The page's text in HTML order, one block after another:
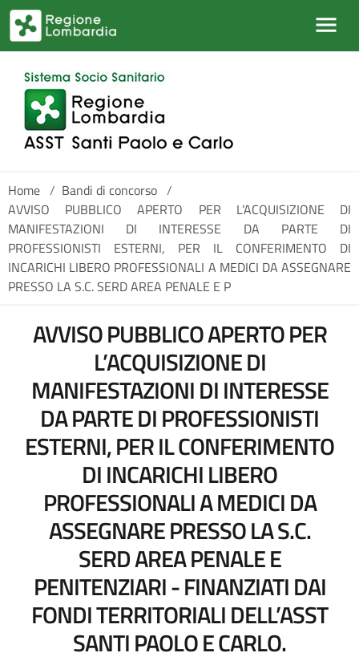
Salta al contenuto principale
Home / Bandi di concorso /
AVVISO PUBBLICO APERTO PER L’ACQUISIZIONE DI
MANIFESTAZIONI DI INTERESSE DA PARTE DI
PROFESSIONISTI ESTERNI, PER IL CONFERIMENTO DI
INCARICHI LIBERO PROFESSIONALI A MEDICI DA ASSEGNARE
PRESSO LA S.C. SERD AREA PENALE E P
AVVISO PUBBLICO APERTO PER
L’ACQUISIZIONE DI
MANIFESTAZIONI DI INTERESSE
DA PARTE DI PROFESSIONISTI
ESTERNI, PER IL CONFERIMENTO
DI INCARICHI LIBERO
PROFESSIONALI A MEDICI DA
ASSEGNARE PRESSO LA S.C.
SERD AREA PENALE E
PENITENZIARI - FINANZIATI DAI
FONDI TERRITORIALI DELL’ASST
SANTI PAOLO E CARLO.